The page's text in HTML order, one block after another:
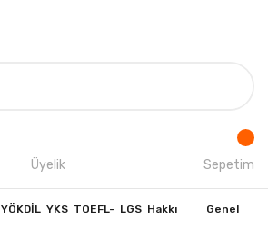
Üyelik Sepetim
YÖKDİL YKS TOEFL- LGS Hakkı Genel